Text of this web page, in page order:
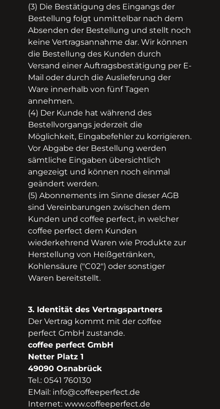
(3) Die Bestätigung des Eingangs der
Bestellung folgt unmittelbar nach dem
Absenden der Bestellung und stellt noch
keine Vertragsannahme dar. Wir können
die Bestellung des Kunden durch
Versand einer Auftragsbestätigung per E­
Mail oder durch die Auslieferung der
Ware innerhalb von fünf Tagen
annehmen.
(4) Der Kunde hat während des
Bestellvorgangs jederzeit die
Möglichkeit, Eingabefehler zu korrigieren.
Vor Abgabe der Bestellung werden
sämtliche Eingaben übersichtlich
angezeigt und können noch einmal
geändert werden.
(5) Abonnements im Sinne dieser AGB
sind Vereinbarungen zwischen dem
Kunden und coffee perfect, in welcher
coffee perfect dem Kunden
wiederkehrend Waren wie Produkte zur
Herstellung von Heißgetränken,
Kohlensäure ("C02") oder sonstiger
Waren bereitstellt.
3. Identität des Vertragspartners
Der Vertrag kommt mit der coffee
perfect GmbH zustande.
coffee perfect GmbH
Netter Platz 1
49090 Osnabrück
Tel.: 0541 76013­0
E­Mail: info@coffee­perfect.de
Internet: www.coffee­perfect.de